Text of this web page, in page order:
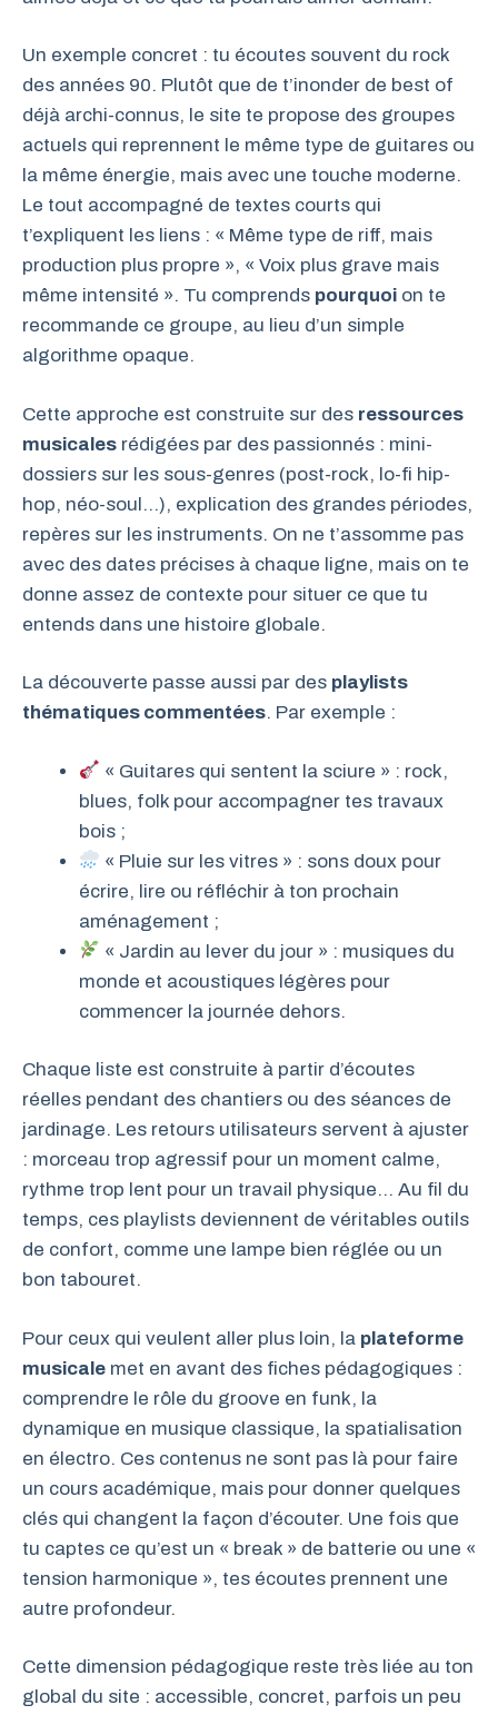
Un exemple concret : tu écoutes souvent du rock
des années 90. Plutôt que de t’inonder de best of
déjà archi-connus, le site te propose des groupes
actuels qui reprennent le même type de guitares ou
la même énergie, mais avec une touche moderne.
Le tout accompagné de textes courts qui
t’expliquent les liens : « Même type de riff, mais
production plus propre », « Voix plus grave mais
même intensité ». Tu comprends pourquoi on te
recommande ce groupe, au lieu d’un simple
algorithme opaque.
Cette approche est construite sur des ressources
musicales rédigées par des passionnés : mini-
dossiers sur les sous-genres (post-rock, lo-fi hip-
hop, néo-soul…), explication des grandes périodes,
repères sur les instruments. On ne t’assomme pas
avec des dates précises à chaque ligne, mais on te
donne assez de contexte pour situer ce que tu
entends dans une histoire globale.
La découverte passe aussi par des playlists
thématiques commentées. Par exemple :
« Guitares qui sentent la sciure » : rock,
blues, folk pour accompagner tes travaux
bois ;
« Pluie sur les vitres » : sons doux pour
écrire, lire ou réfléchir à ton prochain
aménagement ;
« Jardin au lever du jour » : musiques du
monde et acoustiques légères pour
commencer la journée dehors.
Chaque liste est construite à partir d’écoutes
réelles pendant des chantiers ou des séances de
jardinage. Les retours utilisateurs servent à ajuster
: morceau trop agressif pour un moment calme,
rythme trop lent pour un travail physique… Au fil du
temps, ces playlists deviennent de véritables outils
de confort, comme une lampe bien réglée ou un
bon tabouret.
Pour ceux qui veulent aller plus loin, la plateforme
musicale met en avant des fiches pédagogiques :
comprendre le rôle du groove en funk, la
dynamique en musique classique, la spatialisation
en électro. Ces contenus ne sont pas là pour faire
un cours académique, mais pour donner quelques
clés qui changent la façon d’écouter. Une fois que
tu captes ce qu’est un « break » de batterie ou une «
tension harmonique », tes écoutes prennent une
autre profondeur.
Cette dimension pédagogique reste très liée au ton
global du site : accessible, concret, parfois un peu